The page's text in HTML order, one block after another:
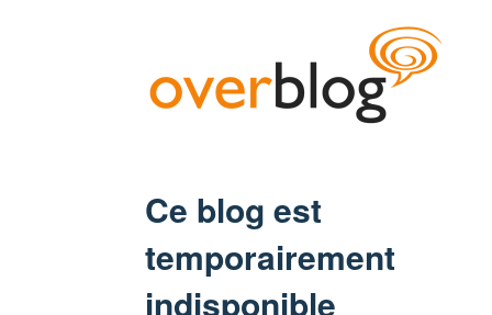
Ce blog est
temporairement
indisponible